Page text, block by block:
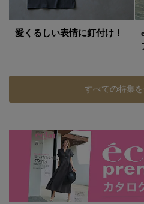
愛くるしい表情に釘付け！
すべての特集